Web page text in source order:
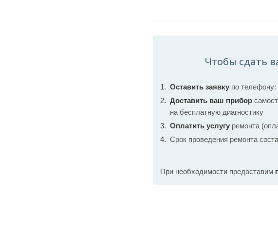
Чтобы сдать
Оставить заявку по телефону:
Доставить ваш прибор
на бесплатную диагностику
Оплатить услугу ремонта
Срок проведения ремонта
При необходимости предоставим